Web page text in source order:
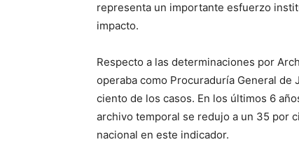
representa un importante esfuerzo
impacto.
Respecto a las determinaciones por
operaba como Procuraduría General
ciento de los casos. En los últimos 6
archivo temporal se redujo a un 35 por
nacional en este indicador.